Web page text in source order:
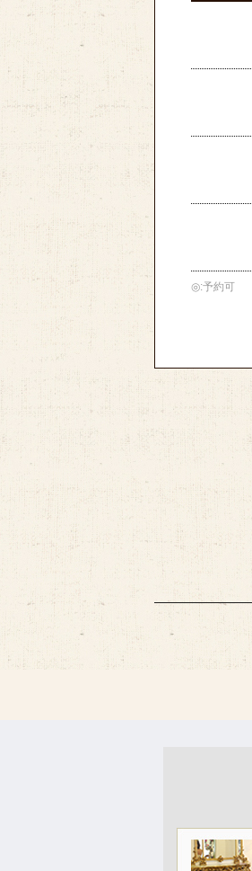
◎ 予約可